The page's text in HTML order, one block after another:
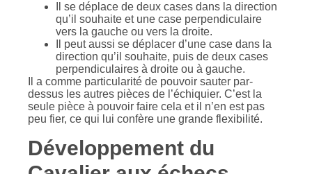
Il se déplace de deux cases dans la direction
qu’il souhaite et une case perpendiculaire
vers la gauche ou vers la droite.
Il peut aussi se déplacer d’une case dans la
direction qu’il souhaite, puis de deux cases
perpendiculaires à droite ou à gauche.
Il a comme particularité de pouvoir sauter par-
dessus les autres pièces de l’échiquier. C’est la
seule pièce à pouvoir faire cela et il n’en est pas
peu fier, ce qui lui confère une grande flexibilité.
Développement du